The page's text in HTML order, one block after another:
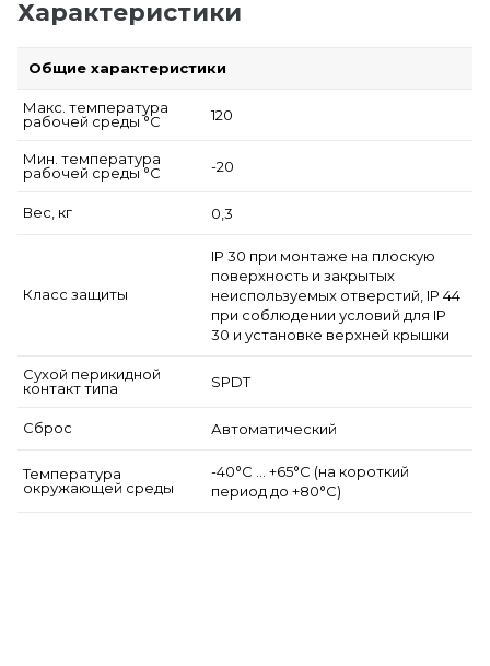
Характеристики
Общие характеристики
Макс. температура
рабочей среды °С
120
Мин. температура
рабочей среды °С
-20
Вес, кг 0,3
Класс защиты
IP 30 при монтаже на плоскую
поверхность и закрытых
неиспользуемых отверстий, IP 44
при соблюдении условий для IP
30 и установке верхней крышки
Сухой перикидной
контакт типа
SPDT
Сброс Автоматический
Температура
окружающей среды
-40°C … +65°C (на короткий
период до +80°C)